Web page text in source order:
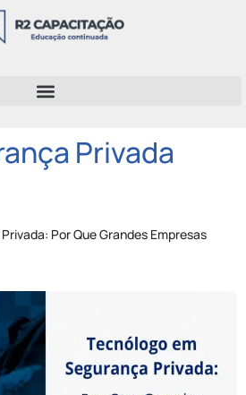
Privada
Por Que Grandes Empresas